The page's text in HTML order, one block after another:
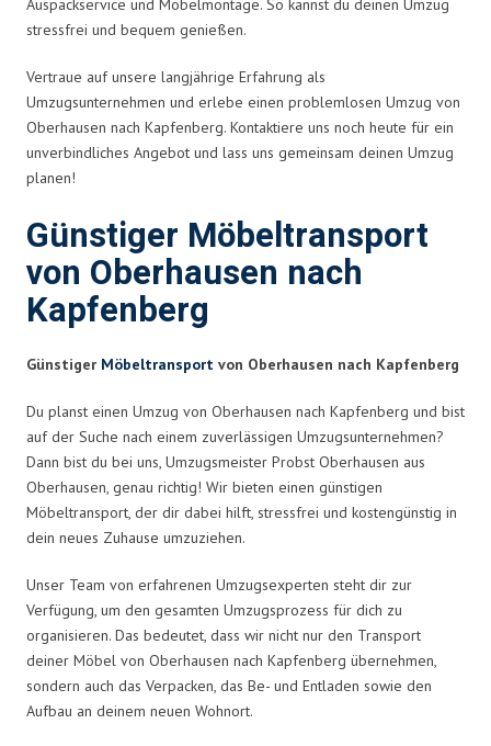
Auspackservice und Möbelmontage. So kannst du deinen Umzug
stressfrei und bequem genießen.
Vertraue auf unsere langjährige Erfahrung als
Umzugsunternehmen und erlebe einen problemlosen Umzug von
Oberhausen nach Kapfenberg. Kontaktiere uns noch heute für ein
unverbindliches Angebot und lass uns gemeinsam deinen Umzug
planen!
Günstiger Möbeltransport
von Oberhausen nach
Kapfenberg
Günstiger Möbeltransport von Oberhausen nach Kapfenberg
Du planst einen Umzug von Oberhausen nach Kapfenberg und bist
auf der Suche nach einem zuverlässigen Umzugsunternehmen?
Dann bist du bei uns, Umzugsmeister Probst Oberhausen aus
Oberhausen, genau richtig! Wir bieten einen günstigen
Möbeltransport, der dir dabei hilft, stressfrei und kostengünstig in
dein neues Zuhause umzuziehen.
Unser Team von erfahrenen Umzugsexperten steht dir zur
Verfügung, um den gesamten Umzugsprozess für dich zu
organisieren. Das bedeutet, dass wir nicht nur den Transport
deiner Möbel von Oberhausen nach Kapfenberg übernehmen,
sondern auch das Verpacken, das Be- und Entladen sowie den
Aufbau an deinem neuen Wohnort.